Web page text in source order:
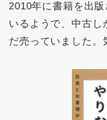
2010年に書籍を出
いるようで、中古し
だ売っていました。